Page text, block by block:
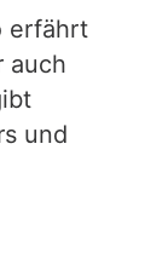
erfährt
auch
und